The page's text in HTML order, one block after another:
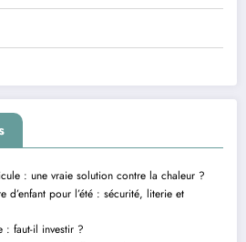
: une vraie solution contre la chaleur ?
d’enfant pour l’été : sécurité, literie et
: faut-il investir ?